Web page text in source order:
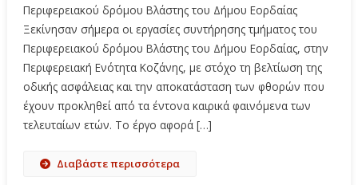
Περιφερειακού δρόμου Βλάστης του Δήμου Εορδαίας
Ξεκίνησαν σήμερα οι εργασίες συντήρησης τμήματος του
Περιφερειακού δρόμου Βλάστης του Δήμου Εορδαίας, στην
Περιφερειακή Ενότητα Κοζάνης, με στόχο τη βελτίωση της
οδικής ασφάλειας και την αποκατάσταση των φθορών που
έχουν προκληθεί από τα έντονα καιρικά φαινόμενα των
τελευταίων ετών. Το έργο αφορά […]
Διαβάστε περισσότερα